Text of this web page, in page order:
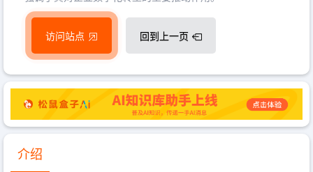
访问站点 回到上一页
介绍